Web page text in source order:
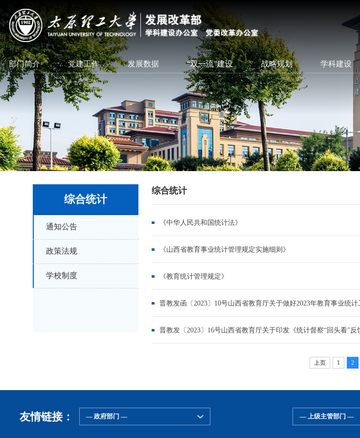
部门简介 党建工作 发展数据 “双一流”建设 战略规划 学科建设
综合统计
通知公告
政策法规
学校制度
综合统计
《中华人民共和国统计法》
《山西省教育事业统计管理规定实施细则》
《教育统计管理规定》
晋教发函〔2023〕10号山西省教育厅关于做好2023年教育事业统
晋教发〔2023〕16号山西省教育厅关于印发《统计督察“回头看”
上页 1 2
友情链接： — 政府部门 — — 上级主管部门 —